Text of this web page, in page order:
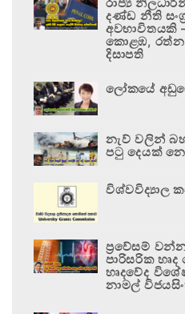
දණ්ඩ නීති
කොළඹ,
දිසාපති
ලෝකයේ
නැව් වලින්
පටු දෙයක්
විශ්වවිද්‍යාල
ප්‍රවේසම්
පාරිසරික
හෘදවේද
නාමල්